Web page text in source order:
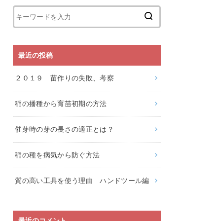
最近の投稿
２０１９ 苗作りの失敗、考察
稲の播種から育苗初期の方法
催芽時の芽の長さの適正とは？
稲の種を病気から防ぐ方法
質の高い工具を使う理由 ハンドツール編